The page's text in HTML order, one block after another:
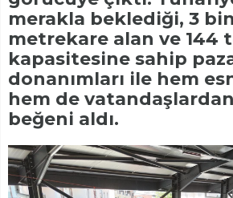
merakla beklediği, 3
metrekare alan ve 144
kapasitesine sahip
donanımları ile hem
hem de
beğeni aldı.